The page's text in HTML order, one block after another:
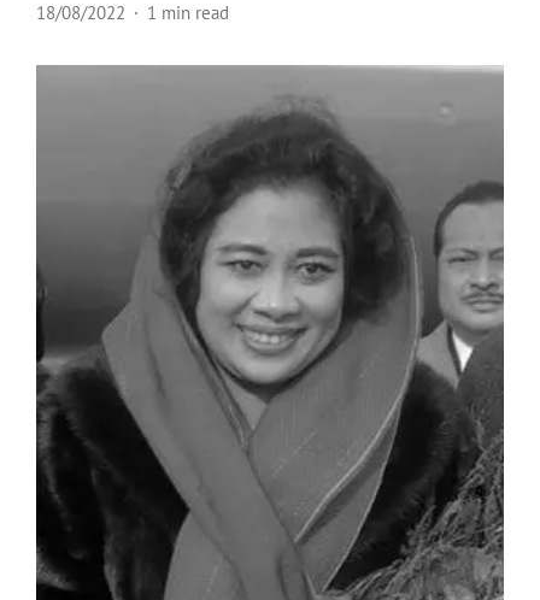
18/08/2022 1 min read